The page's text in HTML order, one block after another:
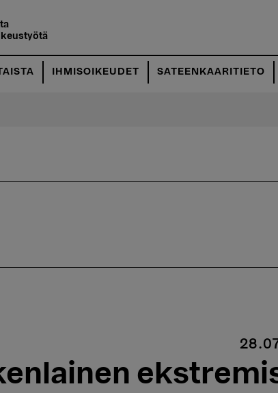
IHMISOIKEUDET SATEENKAARITIETO